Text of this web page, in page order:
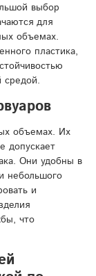
выбор
для
объемах.
пластика,
средой.
объемах. Их
допускает
Они удобны в
небольшого
и
что